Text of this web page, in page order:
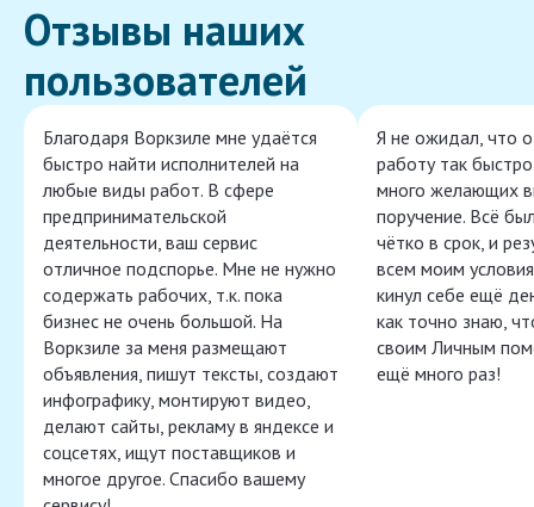
Отзывы наших
пользователей
Благодаря Воркзиле мне удаётся
быстро найти исполнителей на
любые виды работ. В сфере
предпринимательской
деятельности, ваш сервис
отличное подспорье. Мне не нужно
содержать рабочих, т.к. пока
бизнес не очень большой. На
Воркзиле за меня размещают
объявления, пишут тексты, создают
инфографику, монтируют видео,
делают сайты, рекламу в яндексе и
соцсетях, ищут поставщиков и
многое другое. Спасибо вашему
Я не ожидал, что
работу так
много желающих
поручение. Всё
чётко в срок, и
всем моим
кинул себе ещё
как точно знаю,
своим Личным
ещё много раз!